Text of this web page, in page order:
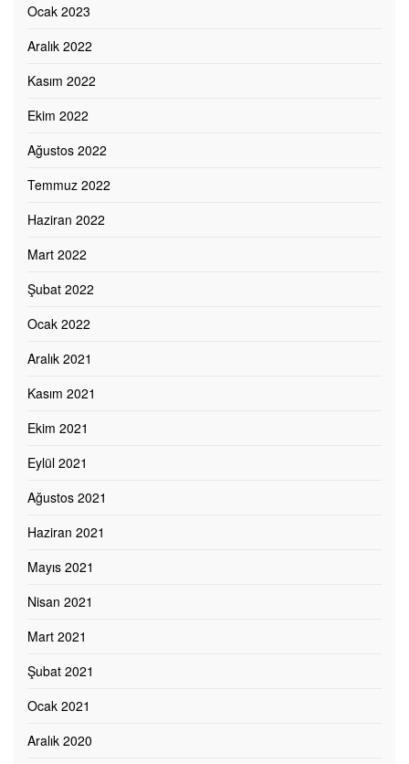
Ocak 2023
Aralık 2022
Kasım 2022
Ekim 2022
Ağustos 2022
Temmuz 2022
Haziran 2022
Mart 2022
Şubat 2022
Ocak 2022
Aralık 2021
Kasım 2021
Ekim 2021
Eylül 2021
Ağustos 2021
Haziran 2021
Mayıs 2021
Nisan 2021
Mart 2021
Şubat 2021
Ocak 2021
Aralık 2020